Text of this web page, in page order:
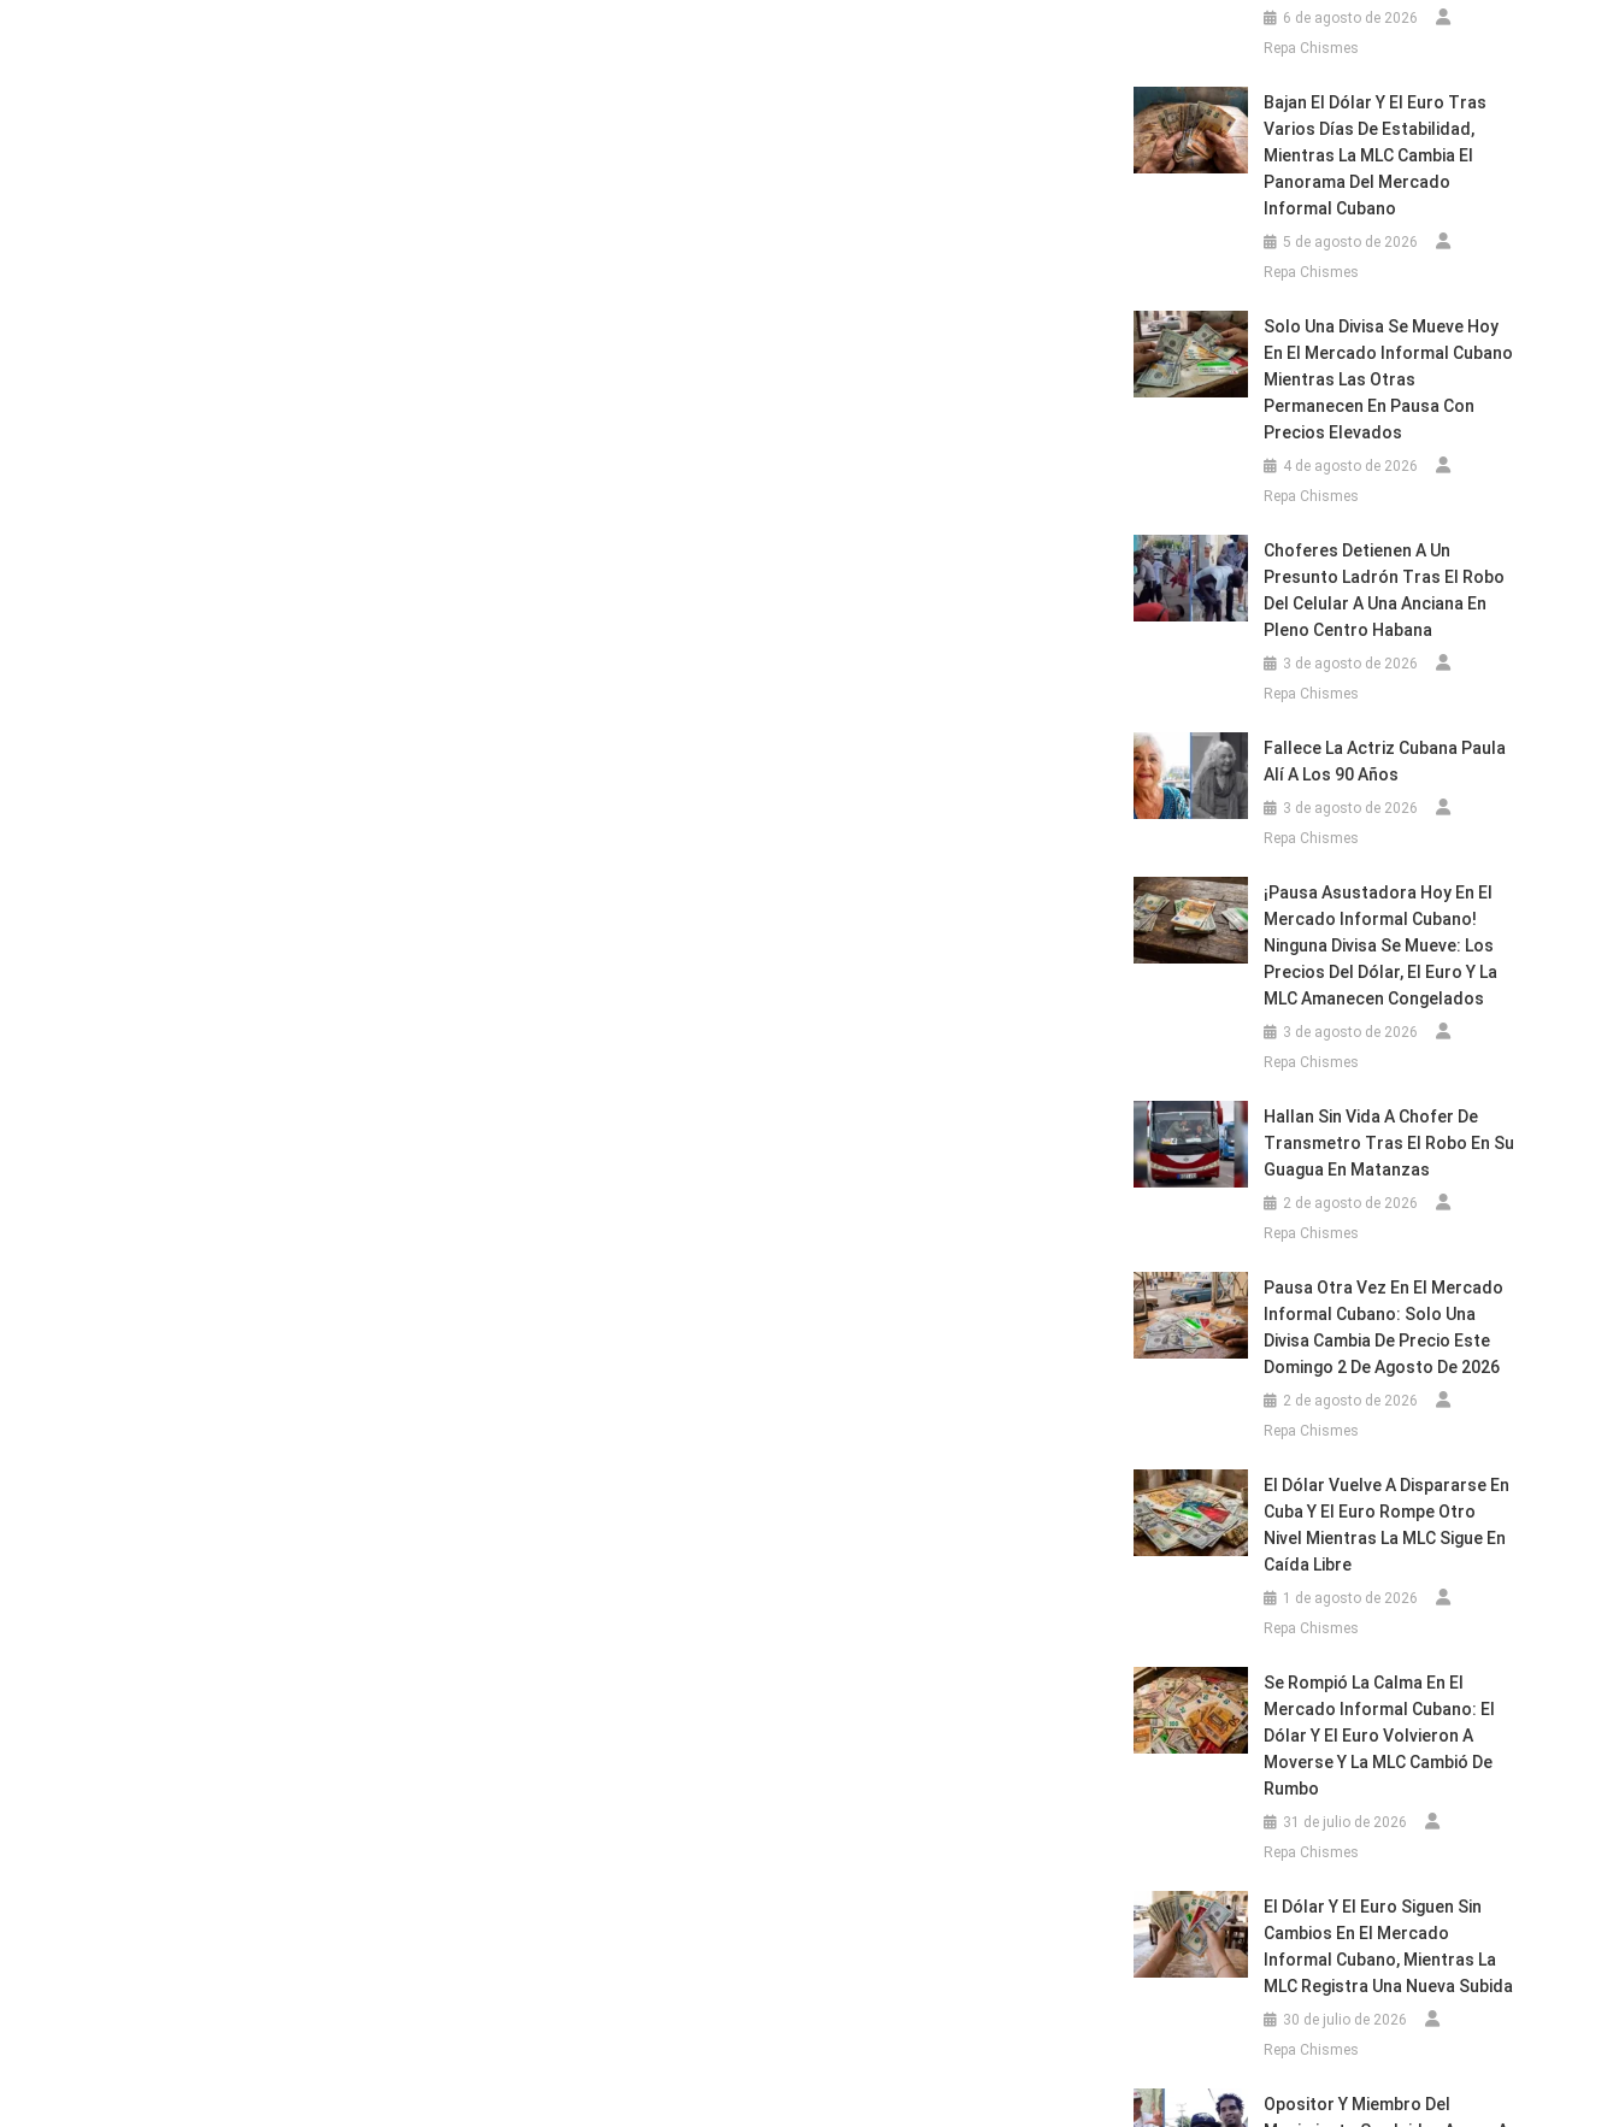
6 de agosto de 2026
Repa Chismes
Bajan El Dólar Y El Euro Tras
Varios Días De Estabilidad,
Mientras La MLC Cambia El
Panorama Del Mercado
Informal Cubano
5 de agosto de 2026
Repa Chismes
Solo Una Divisa Se Mueve Hoy
En El Mercado Informal Cubano
Mientras Las Otras
Permanecen En Pausa Con
Precios Elevados
4 de agosto de 2026
Repa Chismes
Choferes Detienen A Un
Presunto Ladrón Tras El Robo
Del Celular A Una Anciana En
Pleno Centro Habana
3 de agosto de 2026
Repa Chismes
Fallece La Actriz Cubana Paula
Alí A Los 90 Años
3 de agosto de 2026
Repa Chismes
¡Pausa Asustadora Hoy En El
Mercado Informal Cubano!
Ninguna Divisa Se Mueve: Los
Precios Del Dólar, El Euro Y La
MLC Amanecen Congelados
3 de agosto de 2026
Repa Chismes
Hallan Sin Vida A Chofer De
Transmetro Tras El Robo En Su
Guagua En Matanzas
2 de agosto de 2026
Repa Chismes
Pausa Otra Vez En El Mercado
Informal Cubano: Solo Una
Divisa Cambia De Precio Este
Domingo 2 De Agosto De 2026
2 de agosto de 2026
Repa Chismes
El Dólar Vuelve A Dispararse En
Cuba Y El Euro Rompe Otro
Nivel Mientras La MLC Sigue En
Caída Libre
1 de agosto de 2026
Repa Chismes
Se Rompió La Calma En El
Mercado Informal Cubano: El
Dólar Y El Euro Volvieron A
Moverse Y La MLC Cambió De
Rumbo
31 de julio de 2026
Repa Chismes
El Dólar Y El Euro Siguen Sin
Cambios En El Mercado
Informal Cubano, Mientras La
MLC Registra Una Nueva Subida
30 de julio de 2026
Repa Chismes
Opositor Y Miembro Del